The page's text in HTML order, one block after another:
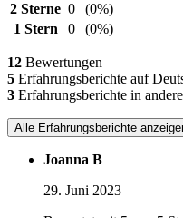
2 Sterne 0
(0%)
1 Stern
0 (0%)
12 Bewertungen
5 Erfahrungsberichte auf
3 Erfahrungsberichte in
Alle Erfahrungsberichte
Joanna B
29. Juni 2023